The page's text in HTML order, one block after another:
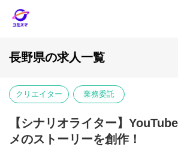
長野県の求人一覧
クリエイター 業務委託
【シナリオライター】
メのストーリーを創作！